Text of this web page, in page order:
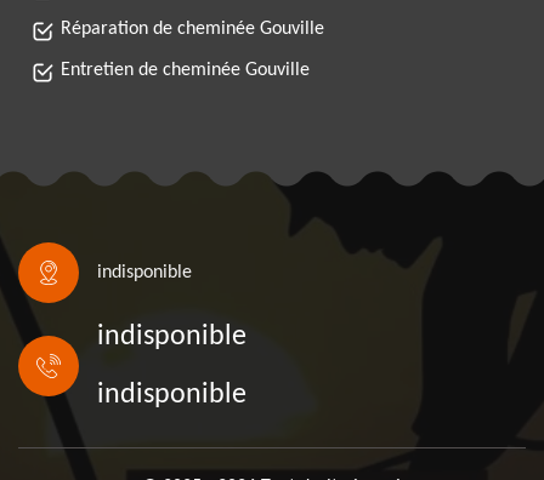
Réparation de cheminée Gouville
Entretien de cheminée Gouville
indisponible
indisponible
indisponible